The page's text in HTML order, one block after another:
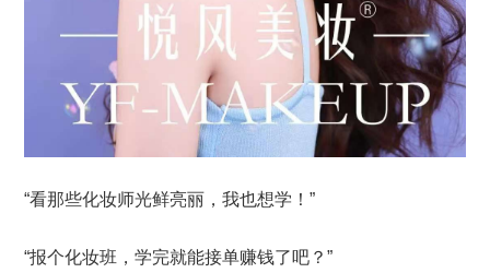
“看那些化妆师光鲜亮丽，我也想学！”
“报个化妆班，学完就能接单赚钱了吧？”